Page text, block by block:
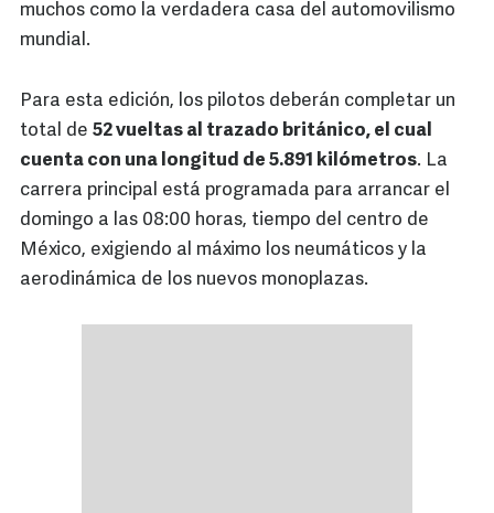
muchos como la verdadera casa del automovilismo
mundial.
Para esta edición, los pilotos deberán completar un
total de 52 vueltas al trazado británico, el cual
cuenta con una longitud de 5.891 kilómetros. La
carrera principal está programada para arrancar el
domingo a las 08:00 horas, tiempo del centro de
México, exigiendo al máximo los neumáticos y la
aerodinámica de los nuevos monoplazas.